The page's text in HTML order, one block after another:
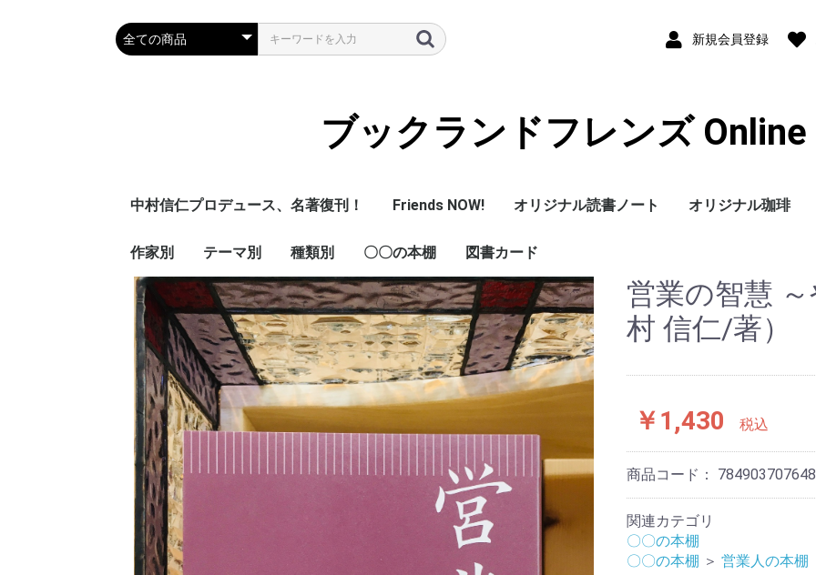
新規会員登録
ブックランドフレンズ Online
中村信仁プロデュース、名著復刊！ Friends NOW! オリジナル読書ノート オリジナル珈琲
作家別
喜多川泰
青山美智子
増山 実
皆川 明
テーマ別
歴史
易経
種類別
絵本
児童書
〇〇の本棚
営業人の本棚
先生の本棚
図書カード
営業の智慧
村 信仁/著）
￥1,430 税込
商品コード： 784903707648
関連カテゴリ
〇〇の本棚
〇〇の本棚 ＞ 営業人の本棚